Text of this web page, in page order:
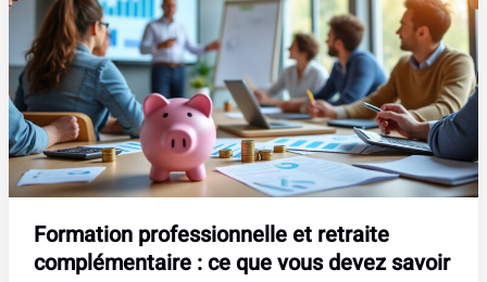
droits,
démarches
et
conseils
pratiques
Formation professionnelle et retraite
complémentaire : ce que vous devez savoir